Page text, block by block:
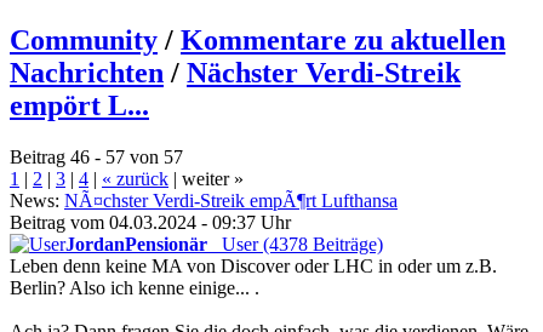
Community / Kommentare zu aktuellen
Nachrichten / Nächster Verdi-Streik
empört L...
Beitrag 46 - 57 von 57
1 | 2 | 3 | 4 | « zurück | weiter »
News: NÃ¤chster Verdi-Streik empÃ¶rt Lufthansa
Beitrag vom 04.03.2024 - 09:37 Uhr
JordanPensionär
User (4378 Beiträge)
Leben denn keine MA von Discover oder LHC in oder um z.B.
Berlin? Also ich kenne einige... .